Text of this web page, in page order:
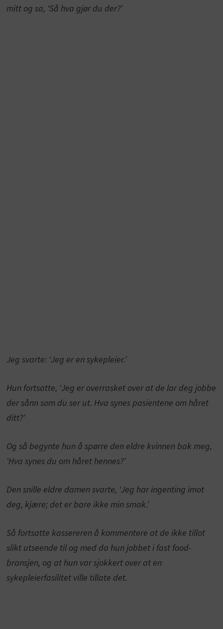
mitt og sa, ‘Så hva gjør du der?’
Jeg svarte: ‘Jeg er en sykepleier.’
Hun fortsatte, ‘Jeg er overrasket over at de lar deg jobbe
der sånn som du ser ut. Hva synes pasientene om håret
ditt?’
Og så begynte hun å spørre den eldre kvinnen bak meg,
‘Hva synes du om håret hennes?’
Den snille eldre damen svarte, ‘Jeg har ingenting imot
deg, kjære; det er bare ikke min smak.’
Så fortsatte kassereren å kommentere at de ikke tillot
slikt utseende til og med da hun jobbet i fast food-
bransjen, og at hun var sjokkert over at en
sykepleierfasilitet ville tillate det.